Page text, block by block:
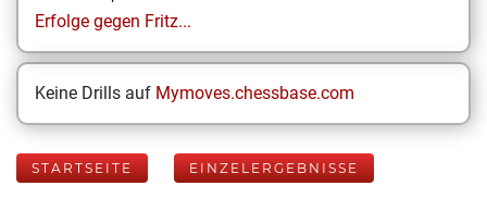
Erfolge gegen Fritz...
Keine Drills auf Mymoves.chessbase.com
STARTSEITE EINZELERGEBNISSE